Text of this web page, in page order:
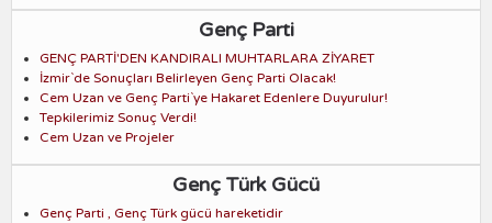
Genç Parti
GENÇ PARTİ'DEN KANDIRALI MUHTARLARA ZİYARET
İzmir`de Sonuçları Belirleyen Genç Parti Olacak!
Cem Uzan ve Genç Parti`ye Hakaret Edenlere Duyurulur!
Tepkilerimiz Sonuç Verdi!
Cem Uzan ve Projeler
Genç Türk Gücü
Genç Parti , Genç Türk gücü hareketidir